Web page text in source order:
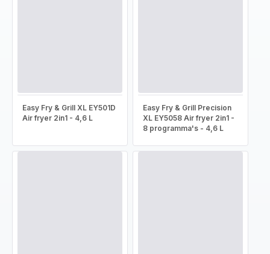
Easy Fry & Grill XL EY501D
Air fryer 2in1 - 4,6 L
Easy Fry & Grill Precision
XL EY5058 Air fryer 2in1 -
8 programma's - 4,6 L